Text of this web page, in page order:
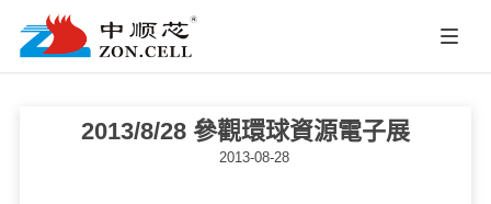
2013/8/28 參觀環球資源電子展
2013-08-28